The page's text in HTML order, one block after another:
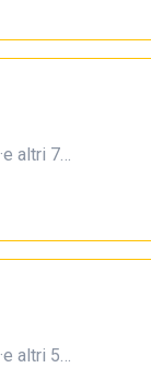
·e altri 7…
·e altri 5…